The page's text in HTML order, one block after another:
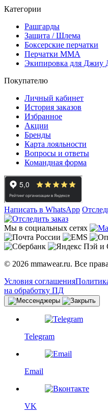
Категории
Рашгарды
Защита / Шлема
Боксерские перчатки
Перчатки ММА
Экипировка для Джиу
Покупателю
Личный кабинет
История заказов
Избранное
Акции
Бренды
Карта лояльности
Вопросы и ответы
Командная форма
Написать в WhatsApp
Мы в социальных сетях
© 2026 mmawear.ru. Все
Условия соглашения
на обработку ПД
Telegram
Email
VK